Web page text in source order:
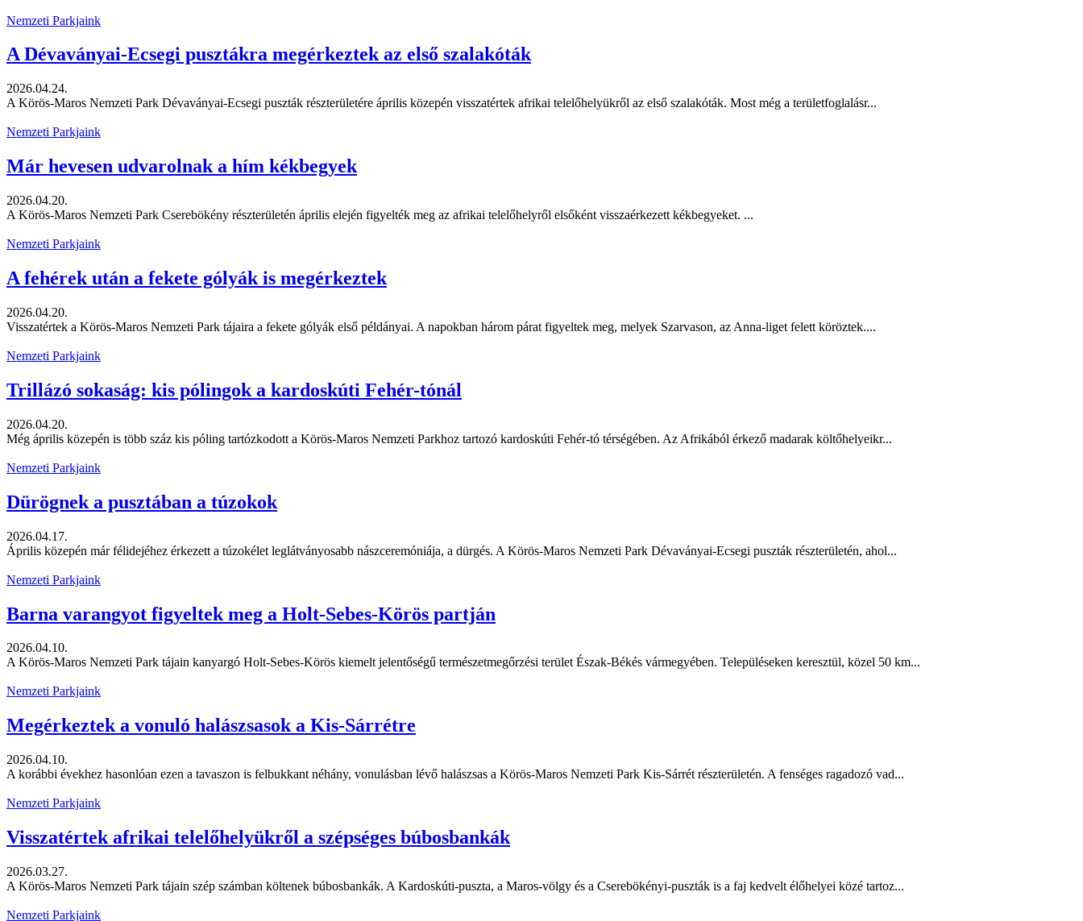
Nemzeti Parkjaink
A Dévaványai-Ecsegi pusztákra megérkeztek az első szalakóták
2026.04.24.
A Körös-Maros Nemzeti Park Dévaványai-Ecsegi puszták részterületére április közepén visszatértek afrikai telelőhelyükről az első szalakóták. Most még a területfoglalásr...
Nemzeti Parkjaink
Már hevesen udvarolnak a hím kékbegyek
2026.04.20.
A Körös-Maros Nemzeti Park Cserebökény részterületén április elején figyelték meg az afrikai telelőhelyről elsőként visszaérkezett kékbegyeket. ...
Nemzeti Parkjaink
A fehérek után a fekete gólyák is megérkeztek
2026.04.20.
Visszatértek a Körös-Maros Nemzeti Park tájaira a fekete gólyák első példányai. A napokban három párat figyeltek meg, melyek Szarvason, az Anna-liget felett köröztek....
Nemzeti Parkjaink
Trillázó sokaság: kis pólingok a kardoskúti Fehér-tónál
2026.04.20.
Még április közepén is több száz kis póling tartózkodott a Körös-Maros Nemzeti Parkhoz tartozó kardoskúti Fehér-tó térségében. Az Afrikából érkező madarak költőhelyeikr...
Nemzeti Parkjaink
Dürögnek a pusztában a túzokok
2026.04.17.
Április közepén már félidejéhez érkezett a túzokélet leglátványosabb nászceremóniája, a dürgés. A Körös-Maros Nemzeti Park Dévaványai-Ecsegi puszták részterületén, ahol...
Nemzeti Parkjaink
Barna varangyot figyeltek meg a Holt-Sebes-Körös partján
2026.04.10.
A Körös-Maros Nemzeti Park tájain kanyargó Holt-Sebes-Körös kiemelt jelentőségű természetmegőrzési terület Észak-Békés vármegyében. Településeken keresztül, közel 50 km...
Nemzeti Parkjaink
Megérkeztek a vonuló halászsasok a Kis-Sárrétre
2026.04.10.
A korábbi évekhez hasonlóan ezen a tavaszon is felbukkant néhány, vonulásban lévő halászsas a Körös-Maros Nemzeti Park Kis-Sárrét részterületén. A fenséges ragadozó vad...
Nemzeti Parkjaink
Visszatértek afrikai telelőhelyükről a szépséges búbosbankák
2026.03.27.
A Körös-Maros Nemzeti Park tájain szép számban költenek búbosbankák. A Kardoskúti-puszta, a Maros-völgy és a Cserebökényi-puszták is a faj kedvelt élőhelyei közé tartoz...
Nemzeti Parkjaink